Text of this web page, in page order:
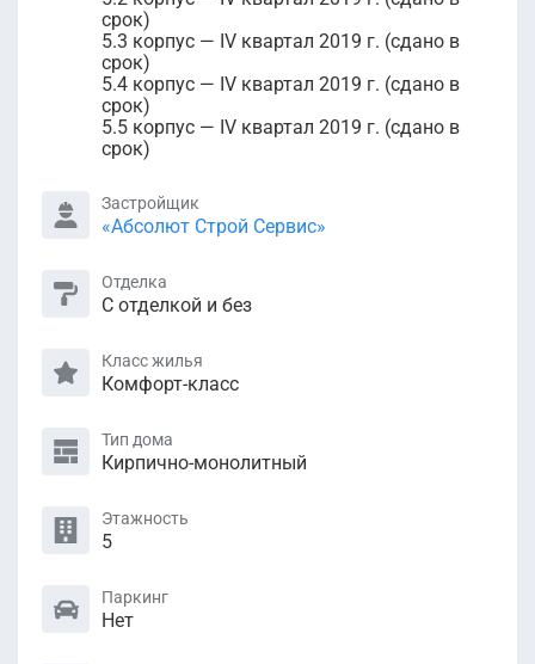
срок)
5.3 корпус — IV квартал 2019 г. (сдано в
срок)
5.4 корпус — IV квартал 2019 г. (сдано в
срок)
5.5 корпус — IV квартал 2019 г. (сдано в
срок)
Застройщик
«Абсолют Строй Сервис»
Отделка
С отделкой и без
Класс жилья
Комфорт-класс
Тип дома
Кирпично-монолитный
Этажность
5
Паркинг
Нет